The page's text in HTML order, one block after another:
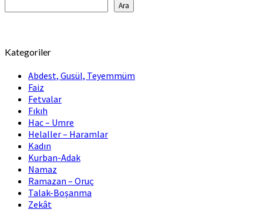
Ara
Kategoriler
Abdest, Gusül, Teyemmüm
Faiz
Fetvalar
Fıkıh
Hac – Umre
Helaller – Haramlar
Kadın
Kurban-Adak
Namaz
Ramazan – Oruç
Talak-Boşanma
Zekât